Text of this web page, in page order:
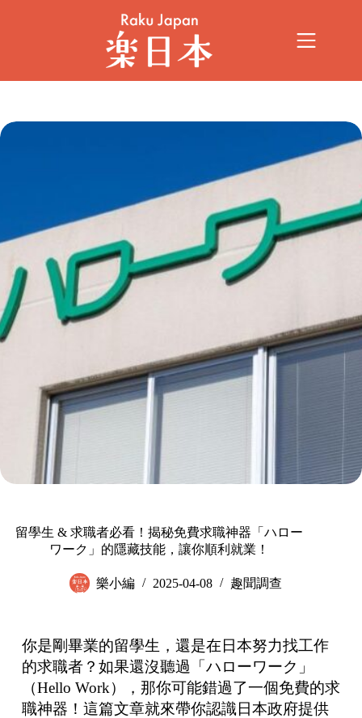
留學生 & 求職者必看！揭秘免費求職神器「ハロー
ワーク」的隱藏技能，讓你順利就業！
樂小編 2025-04-08 趣聞調查
你是剛畢業的留學生，還是在日本努力找工作
的求職者？如果還沒聽過「ハローワーク」
（Hello Work），那你可能錯過了一個免費的求
職神器！這篇文章就來帶你認識日本政府提供